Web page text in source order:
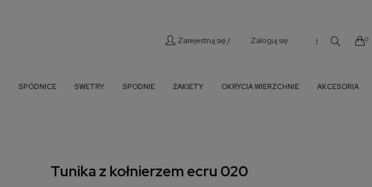
Zarejestruj się / Zaloguj się | 0
SPÓDNICE SWETRY SPODNIE ŻAKIETY OKRYCIA WIERZCHNIE
AKCESORIA
Tunika z kołnierzem ecru 020